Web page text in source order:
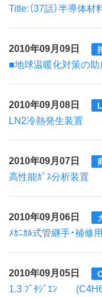
Title:（37話）半導体材
2010年09月09日
■地球温暖化対策の
2010年09月08日
LN2冷熱発生装置
2010年09月07日
高性能ｶﾞｽ分析装置
2010年09月06日
ﾒｶﾆｶﾙ式管継手・補修
2010年09月05日
1.3 ﾌﾞﾀｼﾞｴﾝ